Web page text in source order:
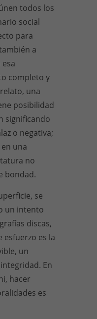
todos los
social
para
a
completo y
una
posibilidad
significando
o negativa;
una
no
bondad.
se
un intento
discas,
esfuerzo es la
un
En
hacer
es